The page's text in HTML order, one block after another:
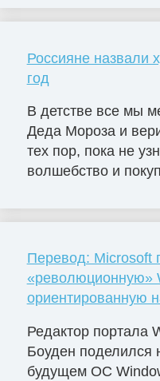
Россияне назвали
год
В детстве все мы
Деда Мороза и
тех пор, пока не
волшебство и
Перевод: Microsoft
«революционную»
ориентированную
Редактор портала
Боуден поделился
будущем ОС